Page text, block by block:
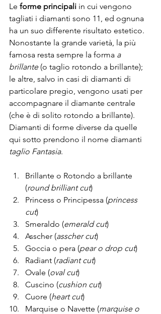
Le forme principali in cui vengono
tagliati i diamanti sono 11, ed ognuna
ha un suo differente risultato estetico.
Nonostante la grande varietà, la più
famosa resta sempre la forma a
brillante (o taglio rotondo a brillante);
le altre, salvo in casi di diamanti di
particolare pregio, vengono usati per
accompagnare il diamante centrale
(che è di solito rotondo a brillante).
Diamanti di forme diverse da quelle
qui sotto prendono il nome diamanti
taglio Fantasia.
Brillante o Rotondo a brillante
(round brilliant cut)
Princess o Principessa (princess
cut)
Smeraldo (emerald cut)
Asscher (asscher cut)
Goccia o pera (pear o drop cut)
Radiant (radiant cut)
Ovale (oval cut)
Cuscino (cushion cut)
Cuore (heart cut)
Marquise o Navette (marquise o